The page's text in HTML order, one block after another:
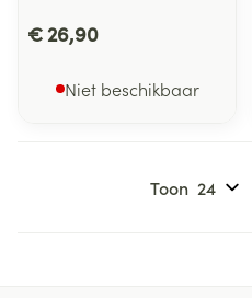
€ 26,90
Niet beschikbaar
Toon